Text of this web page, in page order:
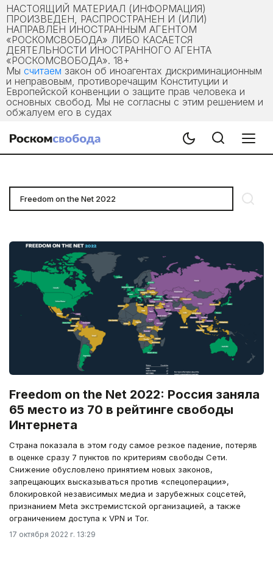
НАСТОЯЩИЙ МАТЕРИАЛ (ИНФОРМАЦИЯ)
ПРОИЗВЕДЕН, РАСПРОСТРАНЕН И (ИЛИ)
НАПРАВЛЕН ИНОСТРАННЫМ АГЕНТОМ
«РОСКОМСВОБОДА» ЛИБО КАСАЕТСЯ
ДЕЯТЕЛЬНОСТИ ИНОСТРАННОГО АГЕНТА
«РОСКОМСВОБОДА». 18+
Мы считаем закон об иноагентах дискриминационным
и неправовым, противоречащим Конституции и
Европейской конвенции о защите прав человека и
основных свобод. Мы не согласны с этим решением и
обжалуем его в судах
Freedom on the Net 2022: Россия заняла
65 место из 70 в рейтинге свободы
Интернета
Страна показала в этом году самое резкое падение, потеряв
в оценке сразу 7 пунктов по критериям свободы Сети.
Снижение обусловлено принятием новых законов,
запрещающих высказываться против «спецоперации»,
блокировкой независимых медиа и зарубежных соцсетей,
признанием Meta экстремистской организацией, а также
ограничением доступа к VPN и Tor.
17 октября 2022 г. 13:29